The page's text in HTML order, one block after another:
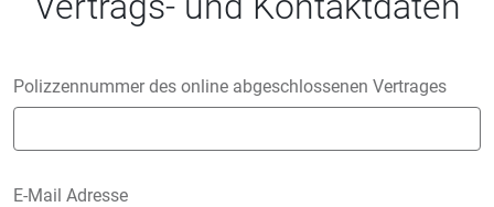
Polizzennummer des online abgeschlossenen Vertrages
E-Mail Adresse